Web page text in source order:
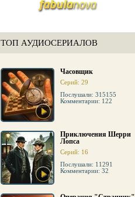
ТОП АУДИОСЕРИАЛОВ
Часовщик
Серий: 29
Послушали: 315155
Комментарии: 122
Приключения Шерри
Лопса
Серий: 16
Послушали: 11291
Комментарии: 32